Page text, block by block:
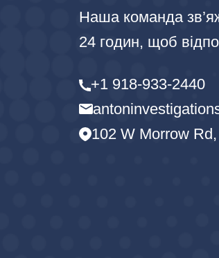
Наша команда
24 годин, щоб
+1 918-933-2440
102 W Morrow